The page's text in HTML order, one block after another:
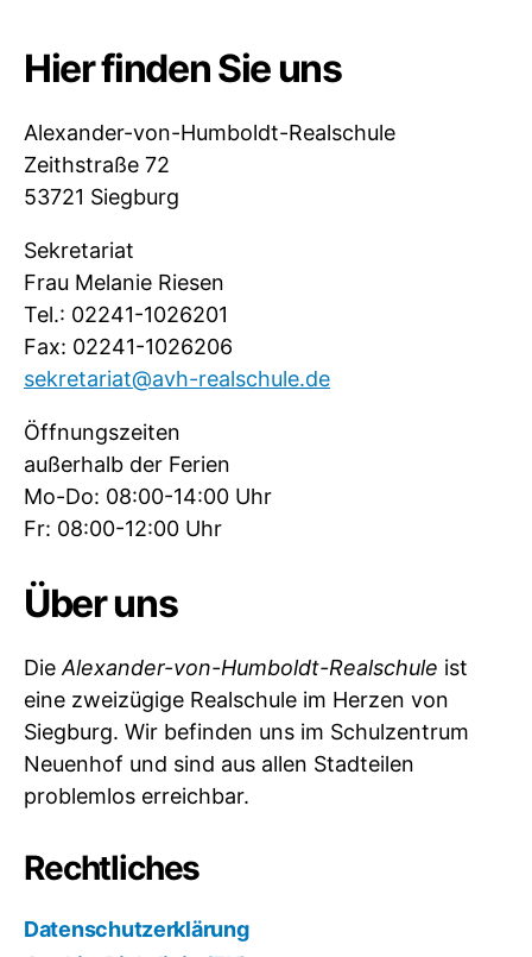
Hier finden Sie uns
Alexander-von-Humboldt-Realschule
Zeithstraße 72
53721 Siegburg
Sekretariat
Frau Melanie Riesen
Tel.: 02241-1026201
Fax: 02241-1026206
sekretariat@avh-realschule.de
Öffnungszeiten
außerhalb der Ferien
Mo-Do: 08:00-14:00 Uhr
Fr: 08:00-12:00 Uhr
Über uns
Die Alexander-von-Humboldt-Realschule ist
eine zweizügige Realschule im Herzen von
Siegburg. Wir befinden uns im Schulzentrum
Neuenhof und sind aus allen Stadteilen
problemlos erreichbar.
Rechtliches
Datenschutzerklärung